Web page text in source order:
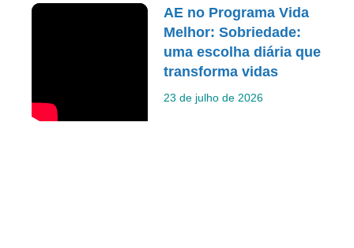
AE no Programa Vida
Melhor: Sobriedade:
uma escolha diária que
transforma vidas
23 de julho de 2026